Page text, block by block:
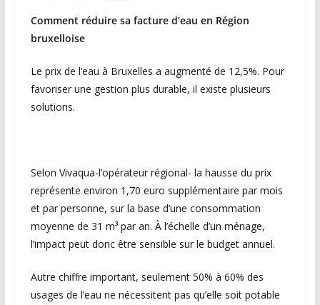
Comment réduire sa facture d’eau en Région
bruxelloise
Le prix de l’eau à Bruxelles a augmenté de 12,5%. Pour
favoriser une gestion plus durable, il existe plusieurs
solutions.
Selon Vivaqua-l’opérateur régional- la hausse du prix
représente environ 1,70 euro supplémentaire par mois
et par personne, sur la base d’une consommation
moyenne de 31 m³ par an. À l’échelle d’un ménage,
l’impact peut donc être sensible sur le budget annuel.
Autre chiffre important, seulement 50% à 60% des
usages de l’eau ne nécessitent pas qu’elle soit potable